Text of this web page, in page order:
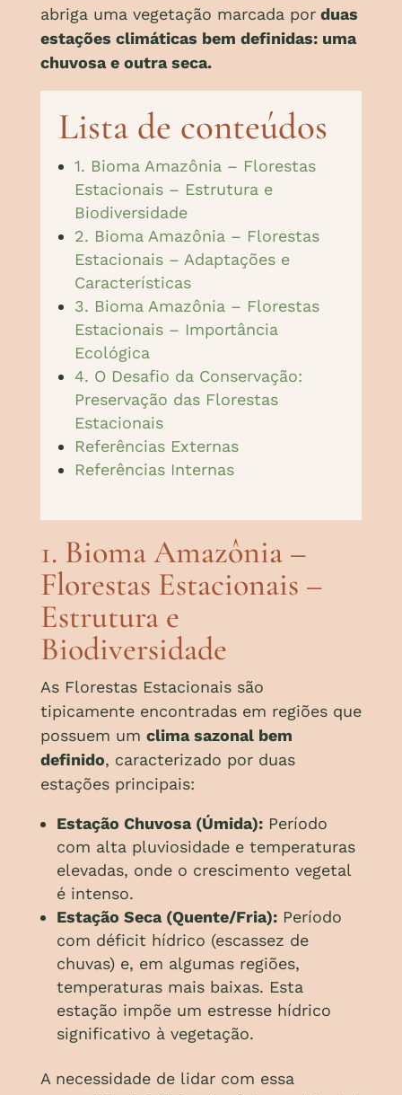
abriga uma vegetação marcada porduas
estações climáticas bem definidas: uma
chuvosa e outra seca.
Lista de conteúdos
1. Bioma Amazônia – Florestas
Estacionais – Estrutura e
Biodiversidade
2. Bioma Amazônia – Florestas
Estacionais – Adaptações e
Características
3. Bioma Amazônia – Florestas
Estacionais – Importância
Ecológica
4. O Desafio da Conservação:
Preservação das Florestas
Estacionais
Referências Externas
Referências Internas
1. Bioma Amazônia –
Florestas Estacionais –
Estrutura e
Biodiversidade
As Florestas Estacionais são
tipicamente encontradas em regiões que
possuem um clima sazonal bem
definido, caracterizado por duas
estações principais:
Estação Chuvosa (Úmida):Período
com alta pluviosidade e temperaturas
elevadas, onde o crescimento vegetal
é intenso.
Estação Seca (Quente/Fria):Período
com déficit hídrico (escassez de
chuvas) e, em algumas regiões,
temperaturas mais baixas. Esta
estação impõe um estresse hídrico
significativo à vegetação.
A necessidade de lidar com essa